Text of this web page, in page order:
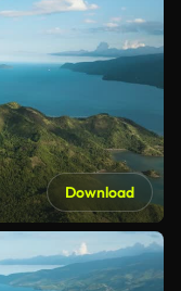
Download